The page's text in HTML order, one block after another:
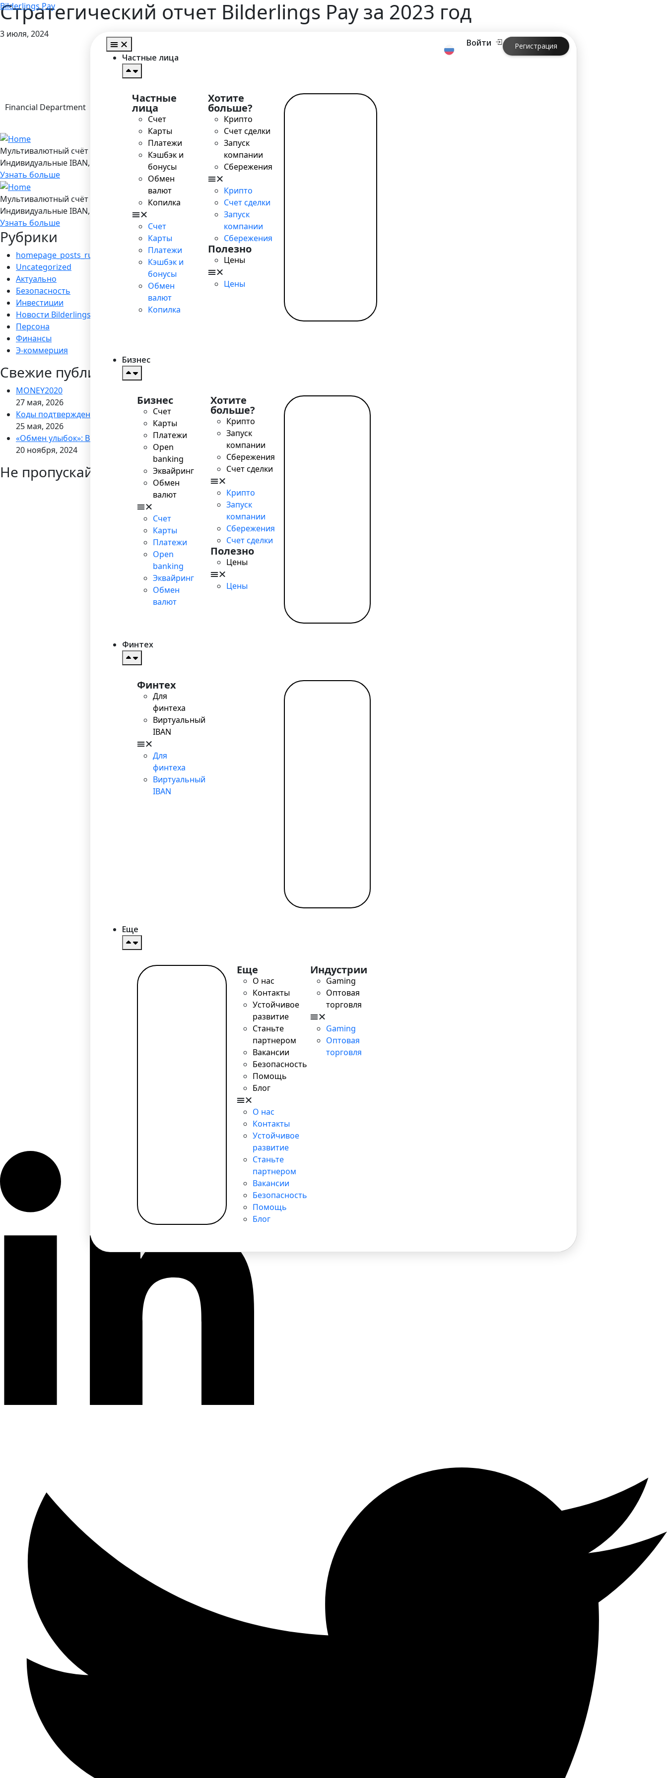
Bilderlings Pay
Частные лица
Частные
лица
Счет
Карты
Платежи
Кэшбэк и
бонусы
Обмен
валют
Копилка
Счет
Карты
Платежи
Кэшбэк и
бонусы
Обмен
валют
Копилка
Хотите
больше?
Крипто
Счет сделки
Запуск
компании
Сбережения
Крипто
Счет сделки
Запуск
компании
Сбережения
Полезно
Цены
Цены
Бизнес
Бизнес
Счет
Карты
Платежи
Open
banking
Эквайринг
Обмен
валют
Счет
Карты
Платежи
Open
banking
Эквайринг
Обмен
валют
Хотите
больше?
Крипто
Запуск
компании
Сбережения
Счет сделки
Крипто
Запуск
компании
Сбережения
Счет сделки
Полезно
Цены
Цены
Финтех
Финтех
Для
финтеха
Виртуальный
IBAN
Для
финтеха
Виртуальный
IBAN
Еще
Еще
О нас
Контакты
Устойчивое
развитие
Станьте
партнером
Вакансии
Безопасность
Помощь
Блог
О нас
Контакты
Устойчивое
развитие
Станьте
партнером
Вакансии
Безопасность
Помощь
Блог
Индустрии
Gaming
Оптовая
торговля
Gaming
Оптовая
торговля
Войти Регистрация
Стратегический отчет Bilderlings Pay за 2023 год
3 июля, 2024
Стратегический отчет Bilderlings Pay за 2023 год
Financial Department
Мультивалютный счёт в Bilderlings
Индивидуальные IBAN, 19 валют, платежы SEPA/ SEPA Instant / SWIFT, выгодный обмен, удалённое открытие за один день.
Узнать больше
Мультивалютный счёт в Bilderlings
Индивидуальные IBAN, 19 валют, платежы SEPA/ SEPA Instant / SWIFT, выгодный обмен, удалённое открытие за один день.
Узнать больше
Рубрики
homepage_posts_ru
Uncategorized
Актуально
Безопасность
Инвестиции
Новости Bilderlings
Персона
Финансы
Э-коммерция
Свежие публикации
MONEY2020
27 мая, 2026
Коды подтверждения через WhatsApp
25 мая, 2026
«Обмен улыбок»: Bilderlings запускает кампанию по поддержке детей в больницах
20 ноября, 2024
Не пропускайте новости